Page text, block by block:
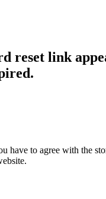
reset link
have to agree with the